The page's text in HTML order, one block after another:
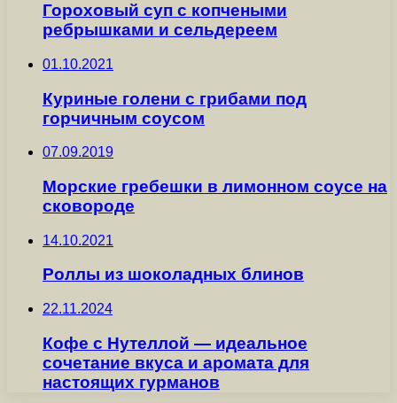
Гороховый суп с копчеными
ребрышками и сельдереем
01.10.2021
Куриные голени с грибами под
горчичным соусом
07.09.2019
Морские гребешки в лимонном соусе на
сковороде
14.10.2021
Роллы из шоколадных блинов
22.11.2024
Кофе с Нутеллой — идеальное
сочетание вкуса и аромата для
настоящих гурманов